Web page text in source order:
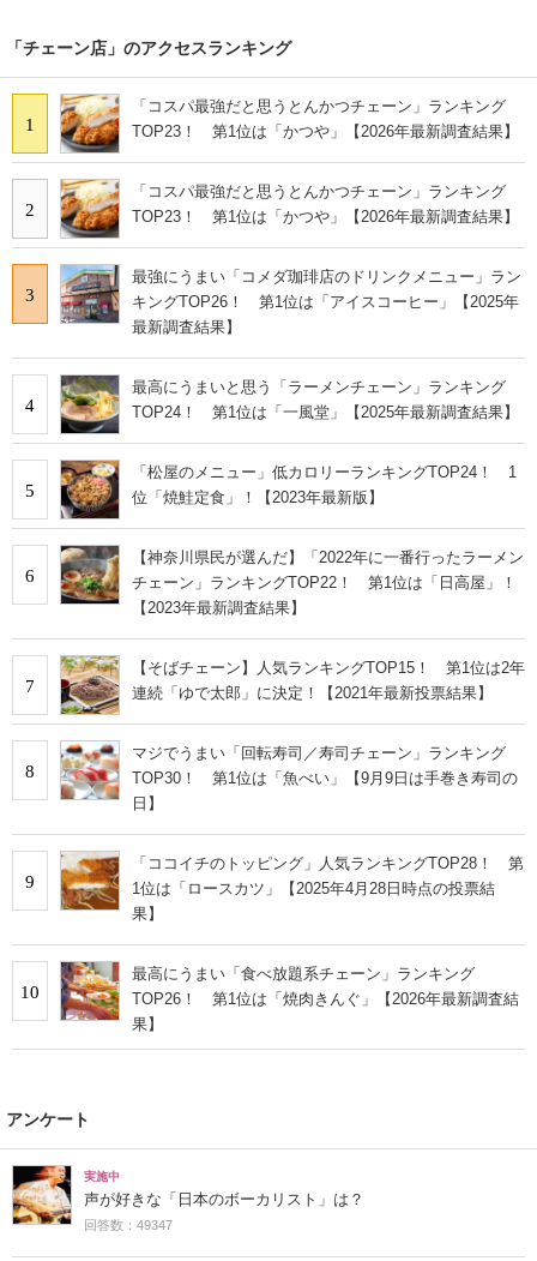
「チェーン店」のアクセスランキング
1
「コスパ最強だと思うとんかつチェーン」ランキング
TOP23！ 第1位は「かつや」【2026年最新調査結果】
2
「コスパ最強だと思うとんかつチェーン」ランキング
TOP23！ 第1位は「かつや」【2026年最新調査結果】
3
最強にうまい「コメダ珈琲店のドリンクメニュー」ラン
キングTOP26！ 第1位は「アイスコーヒー」【2025年
最新調査結果】
4
最高にうまいと思う「ラーメンチェーン」ランキング
TOP24！ 第1位は「一風堂」【2025年最新調査結果】
5
「松屋のメニュー」低カロリーランキングTOP24！ 1
位「焼鮭定食」！【2023年最新版】
6
【神奈川県民が選んだ】「2022年に一番行ったラーメン
チェーン」ランキングTOP22！ 第1位は「日高屋」！
【2023年最新調査結果】
7
【そばチェーン】人気ランキングTOP15！ 第1位は2年
連続「ゆで太郎」に決定！【2021年最新投票結果】
8
マジでうまい「回転寿司／寿司チェーン」ランキング
TOP30！ 第1位は「魚べい」【9月9日は手巻き寿司の
日】
9
「ココイチのトッピング」人気ランキングTOP28！ 第
1位は「ロースカツ」【2025年4月28日時点の投票結
果】
10
最高にうまい「食べ放題系チェーン」ランキング
TOP26！ 第1位は「焼肉きんぐ」【2026年最新調査結
果】
アンケート
実施中
声が好きな「日本のボーカリスト」は？
回答数：49347